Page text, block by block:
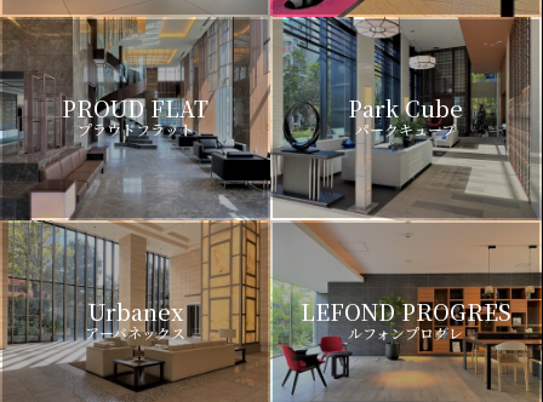
PROUD FLAT
プラウドフラット
Park Cube
パークキューブ
Urbanex
アーバネックス
LEFOND PROGRES
ルフォンプログレ